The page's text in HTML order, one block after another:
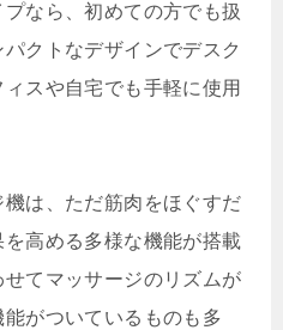
なら、初めての方でも扱
クトなデザインでデスク
スや自宅でも手軽に使用
は、ただ筋肉をほぐすだ
高める多様な機能が搭載
てマッサージのリズムが
がついているものも多